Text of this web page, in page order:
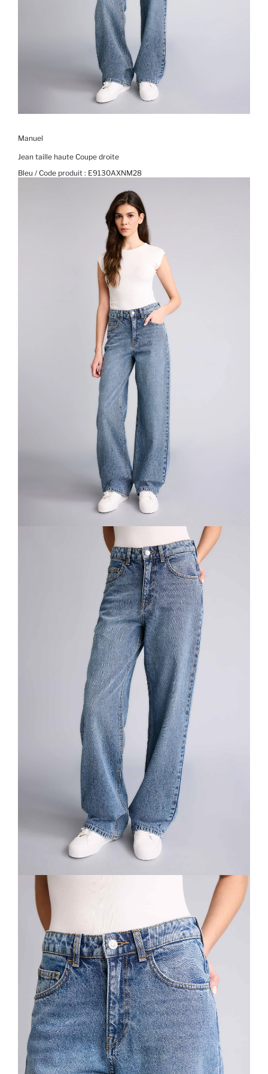
Manuel
Jean taille haute Coupe droite
Bleu / Code produit : E9130AXNM28